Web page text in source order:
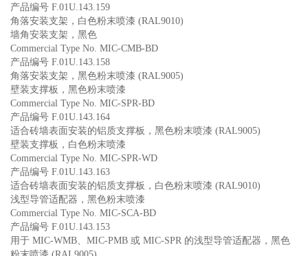
产品编号 F.01U.143.159
角落安装支架，白色粉末喷漆 (RAL9010)
墙角安装支架，黑色
Commercial Type No. MIC-CMB-BD
产品编号 F.01U.143.158
角落安装支架，黑色粉末喷漆 (RAL9005)
壁装支撑板，黑色粉末喷漆
Commercial Type No. MIC-SPR-BD
产品编号 F.01U.143.164
适合砖墙表面安装的铝质支撑板，黑色粉末喷漆 (RAL9005)
壁装支撑板，白色粉末喷漆
Commercial Type No. MIC-SPR-WD
产品编号 F.01U.143.163
适合砖墙表面安装的铝质支撑板，白色粉末喷漆 (RAL9010)
浅型导管适配器，黑色粉末喷漆
Commercial Type No. MIC-SCA-BD
产品编号 F.01U.143.153
用于 MIC-WMB、MIC-PMB 或 MIC-SPR 的浅型导管适配器，黑色